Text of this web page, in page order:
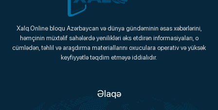
Xalq.Online
Onlayn Platforma
Xalq.Online bloqu Azərbaycan və dünya gündəminin əsas xəbərlərini,
həmçinin müxtəlif sahələrdə yenilikləri əks etdirən informasiyaları, o
cümlədən, təhlil və araşdırma materiallarını oxuculara operativ və yüksək
keyfiyyətlə təqdim etməyə iddialıdır.
Əlaqə